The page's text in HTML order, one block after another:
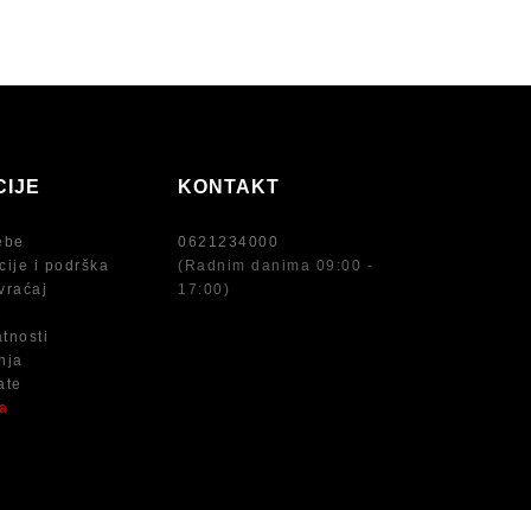
i podrška
KONTAKT
0621234000
(Radnim danima 09:00 -
17:00)